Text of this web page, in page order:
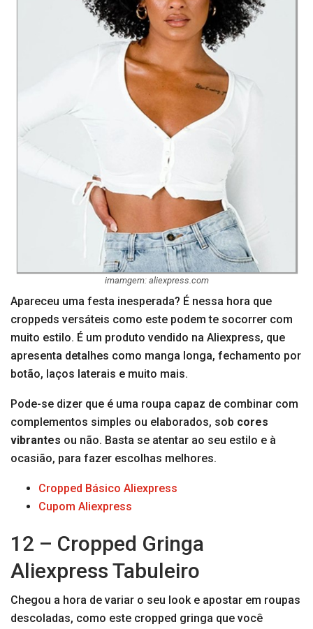
imamgem: aliexpress.com
Apareceu uma festa inesperada? É nessa hora que
croppeds versáteis como este podem te socorrer com
muito estilo. É um produto vendido na Aliexpress, que
apresenta detalhes como manga longa, fechamento por
botão, laços laterais e muito mais.
Pode-se dizer que é uma roupa capaz de combinar com
complementos simples ou elaborados, sob cores
vibrantes ou não. Basta se atentar ao seu estilo e à
ocasião, para fazer escolhas melhores.
Cropped Básico Aliexpress
Cupom Aliexpress
12 – Cropped Gringa
Aliexpress Tabuleiro
Chegou a hora de variar o seu look e apostar em roupas
descoladas, como este cropped gringa que você